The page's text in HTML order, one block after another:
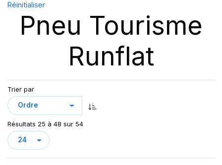
P ZERO 5
PZERO PZ4
PZERO R-F ELCT
R-F P7 CINTURATO (*) K1
Réinitialiser
Pneu Tourisme
Runflat
Trier par
Résultats 25 à 48 sur 54